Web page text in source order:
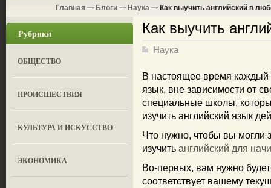
Главная Блоги Наука Как выучить английский в
Рубрики
ОБЩЕСТВО
ПРОИСШЕСТВИЯ
КУЛЬТУРА И ИСКУССТВО
ЭКОНОМИКА
Как выучить
Наука
В настоящее время каждый
язык, вне зависимости от
специальные школы,
изучить английский язык
Что нужно, чтобы вы могли
изучить английский для
Во-первых, вам нужно
соответствует вашему